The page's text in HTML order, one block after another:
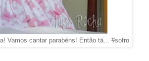
Vamos cantar parabéns! Então tá... #sofro